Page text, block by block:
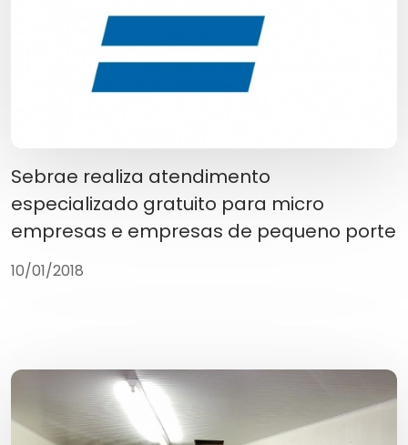
Sebrae realiza atendimento
especializado gratuito para micro
empresas e empresas de pequeno porte
10/01/2018